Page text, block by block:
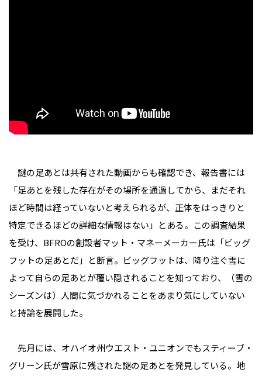
謎の足あとは共有された動画からも確認でき、報告書には
「足あとを残した存在がその場所を通過してから、まだそれ
ほど時間は経っていないと考えられるが、正体をはっきりと
特定できるほどの詳細な情報はない」とある。この調査結果
を受け、BFROの創設者マット・マネーメーカー氏は「ビッグ
フットの足あとだ」と断言。ビッグフットは、降り注ぐ雪に
よって自らの足あとが覆い隠されることを知っており、（雪の
シーズンは）人間に気づかれることをあまり気にしていない
と持論を展開した。
先月には、オハイオ州ウエスト・ユニオンでもスティーブ・
グリーン氏が雪原に残された謎の足あとを発見している。地